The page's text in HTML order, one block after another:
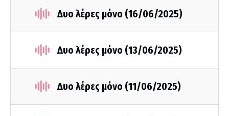
Δυο λέρες μόνο (16/06/2025)
Δυο λέρες μόνο (13/06/2025)
Δυο λέρες μόνο (11/06/2025)